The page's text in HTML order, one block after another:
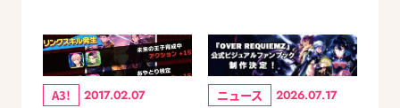
A3! 2017.02.07 ニュース 2026.07.17